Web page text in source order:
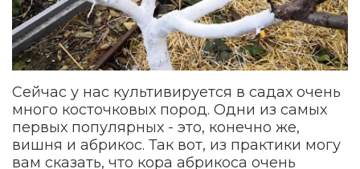
Сейчас у нас культивируется в садах очень
много косточковых пород. Одни из самых
первых популярных - это, конечно же,
вишня и абрикос. Так вот, из практики могу
вам сказать, что кора абрикоса очень